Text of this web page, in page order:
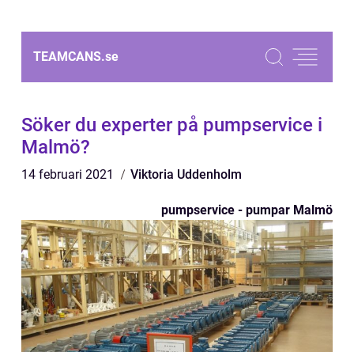
TEAMCANS.se
Söker du experter på pumpservice i
Malmö?
14 februari 2021 Viktoria Uddenholm
pumpservice - pumpar Malmö